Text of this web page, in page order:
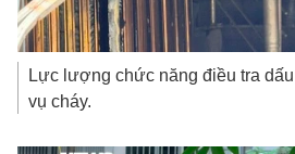
Lực lượng chức năng điều tra
vụ cháy.